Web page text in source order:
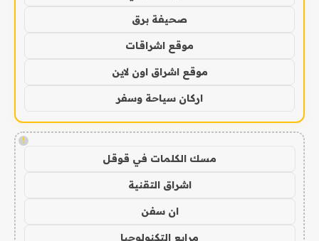
صحيفة برق
موقع اشراقات
موقع اشراق اون لاين
اركان سياحة وسفر
!
مسك الكلمات في قوقل
اشراق التقنية
ان سفن
مرابع التكنولوجيا